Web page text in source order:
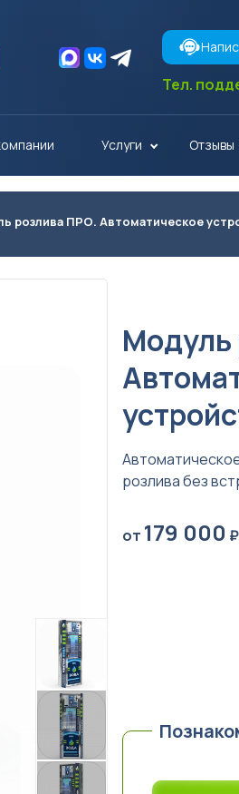
Тел.
Услуги Отзывы
воды в розлив
розлива ПРО. Автоматическое
Модуль розлива ПРО.
розлива без
от 179 000 ₽